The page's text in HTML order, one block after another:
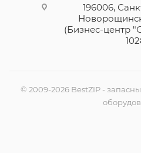
196006,
(Бизнес-центр
© 2009-2026 BestZIP -